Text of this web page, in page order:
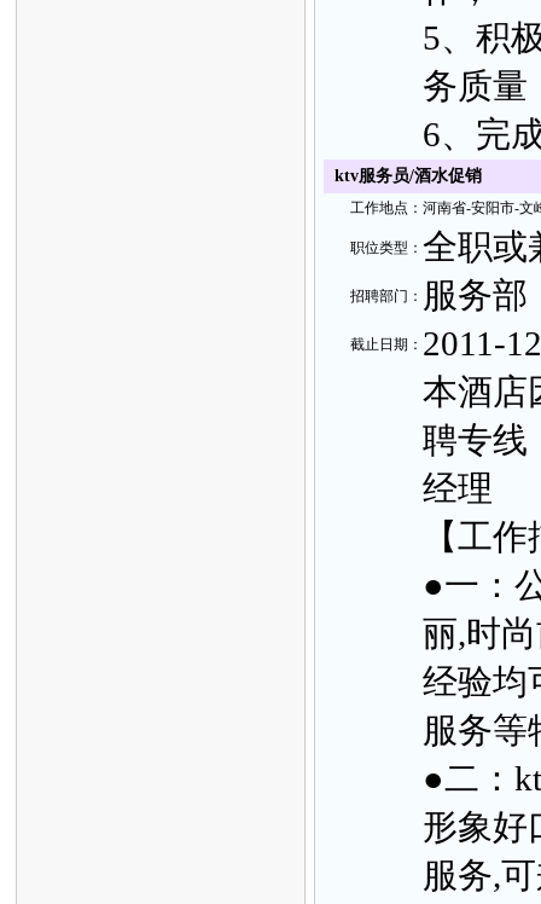
5、积
务质量
6、完
ktv服务员/酒水促销
工作地点： 河南省-安阳市-文
职位类型： 全职或
招聘部门： 服务部
截止日 期： 2011-
本酒店
聘专线
经理
【工
●一：
丽,时
经验均
服务等
●二：
形象好
服务,